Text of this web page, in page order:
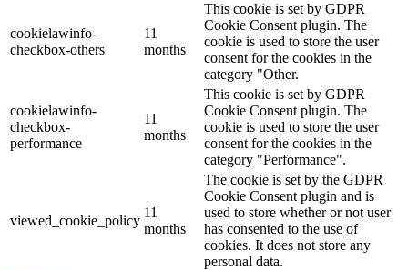
cookielawinfo-
checkbox-others
11
months
This cookie is set by GDPR
Cookie Consent plugin. The
cookie is used to store the user
consent for the cookies in the
category "Other.
cookielawinfo-
checkbox-
performance
11
months
This cookie is set by GDPR
Cookie Consent plugin. The
cookie is used to store the user
consent for the cookies in the
category "Performance".
viewed_cookie_policy
11
months
The cookie is set by the GDPR
Cookie Consent plugin and is
used to store whether or not user
has consented to the use of
cookies. It does not store any
personal data.